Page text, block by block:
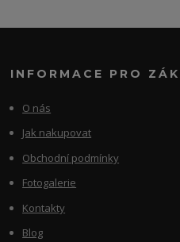
INFORMACE PRO
O nás
Jak nakupovat
Obchodní podmínky
Fotogalerie
Kontakty
Blog